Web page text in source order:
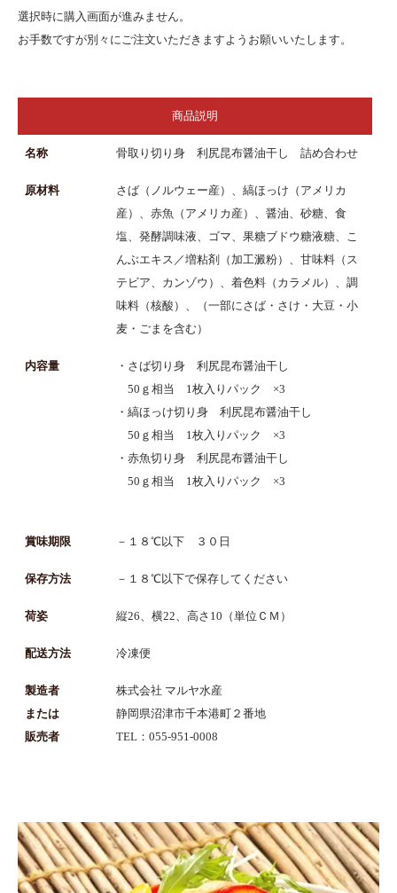
選択時に購入画面が進みません。
お手数ですが別々にご注文いただきますようお願いいたします。
商品説明
名称 骨取り切り身 利尻昆布醤油干し 詰め合わせ
原材料
さば（ノルウェー産）、縞ほっけ（アメリカ
産）、赤魚（アメリカ産）、醤油、砂糖、食
塩、発酵調味液、ゴマ、果糖ブドウ糖液糖、こ
んぶエキス／増粘剤（加工澱粉）、甘味料（ス
テビア、カンゾウ）、着色料（カラメル）、調
味料（核酸）、（一部にさば・さけ・大豆・小
麦・ごまを含む）
内容量
・さば切り身 利尻昆布醤油干し
50ｇ相当 1枚入りパック ×3
・縞ほっけ切り身 利尻昆布醤油干し
50ｇ相当 1枚入りパック ×3
・赤魚切り身 利尻昆布醤油干し
50ｇ相当 1枚入りパック ×3
賞味期限 －１８℃以下 ３０日
保存方法 －１８℃以下で保存してください
荷姿 縦26、横22、高さ10（単位ＣＭ）
配送方法 冷凍便
製造者
または
販売者
株式会社 マルヤ水産
静岡県沼津市千本港町２番地
TEL：055-951-0008